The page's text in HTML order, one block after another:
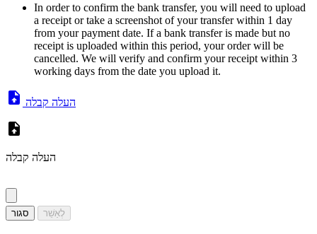
In order to confirm the bank transfer, you will need to upload
a receipt or take a screenshot of your transfer within 1 day
from your payment date. If a bank transfer is made but no
receipt is uploaded within this period, your order will be
cancelled. We will verify and confirm your receipt within 3
working days from the date you upload it.
העלה קבלה
העלה קבלה
סגור לְאַשֵׁר